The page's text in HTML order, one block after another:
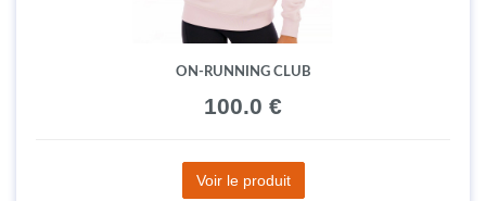
ON-RUNNING CLUB
100.0 €
Voir le produit